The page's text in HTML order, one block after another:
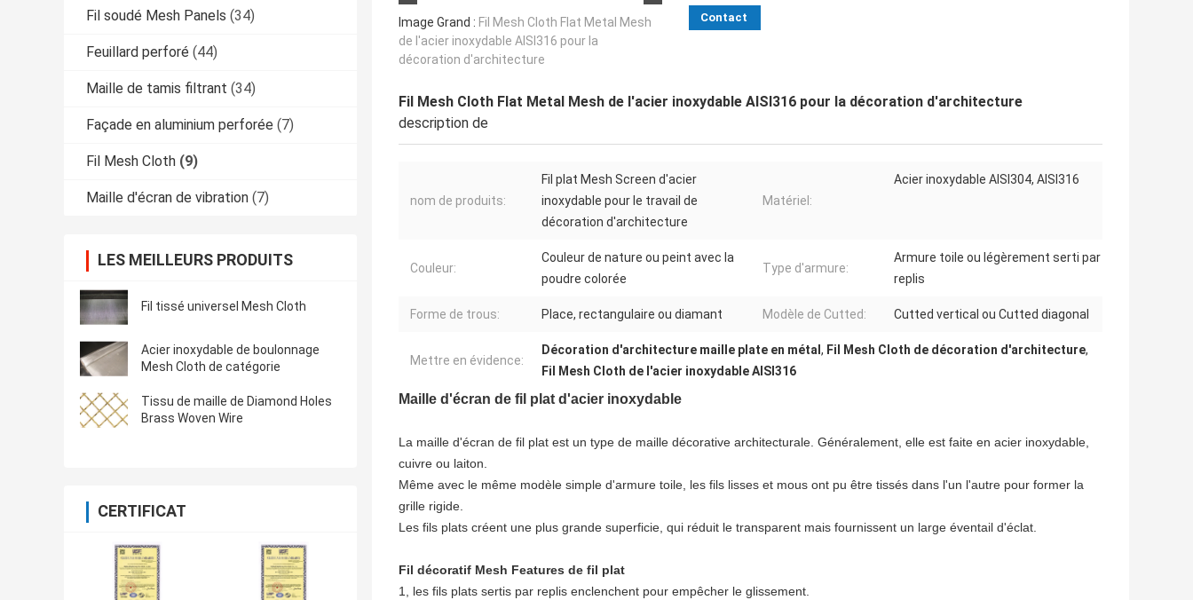
Fil soudé Mesh Panels (34)
Feuillard perforé (44)
Maille de tamis filtrant (34)
Façade en aluminium perforée (7)
Fil Mesh Cloth (9)
Maille d'écran de vibration (7)
LES MEILLEURS PRODUITS
Fil tissé universel Mesh Cloth
Acier inoxydable de boulonnage
Mesh Cloth de catégorie
Tissu de maille de Diamond Holes
Brass Woven Wire
CERTIFICAT
Image Grand : Fil Mesh Cloth Flat Metal Mesh
de l'acier inoxydable AISI316 pour la
décoration d'architecture
Contact
Fil Mesh Cloth Flat Metal Mesh de l'acier inoxydable AISI316 pour la décoration d'architecture
description de
nom de produits:
Fil plat Mesh Screen d'acier
inoxydable pour le travail de
décoration d'architecture
Matériel:
Acier inoxydable AISI304, AISI316
Couleur:
Couleur de nature ou peint avec la
poudre colorée
Type d'armure:
Armure toile ou légèrement serti par
replis
Forme de trous: Place, rectangulaire ou diamant Modèle de Cutted: Cutted vertical ou Cutted diagonal
Mettre en évidence:
Décoration d'architecture maille plate en métal , Fil Mesh Cloth de décoration d'architecture,
Fil Mesh Cloth de l'acier inoxydable AISI316
Maille d'écran de fil plat d'acier inoxydable
La maille d'écran de fil plat est un type de maille décorative architecturale. Généralement, elle est faite en acier inoxydable,
cuivre ou laiton.
Même avec le même modèle simple d'armure toile, les fils lisses et mous ont pu être tissés dans l'un l'autre pour former la
grille rigide.
Les fils plats créent une plus grande superficie, qui réduit le transparent mais fournissent un large éventail d'éclat.
Fil décoratif Mesh Features de fil plat
1, les fils plats sertis par replis enclenchent pour empêcher le glissement.